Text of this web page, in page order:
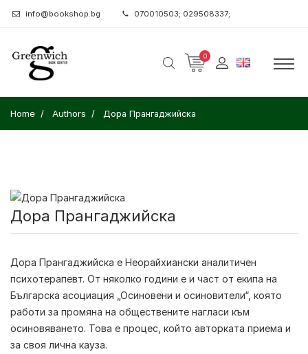
info@bookshop.bg 070010503; 029508337;
0
Home Authors Дора Прангаджийска
Дора Прангаджийска
Дора Прангаджийска e Неорайхиански аналитичен
психотерапевт. От няколко години е и част от екипа на
Българска асоциация „Осиновени и осиновители“, която
работи за промяна на обществените нагласи към
осиновяването. Това е процес, който авторката приема и
за своя лична кауза.